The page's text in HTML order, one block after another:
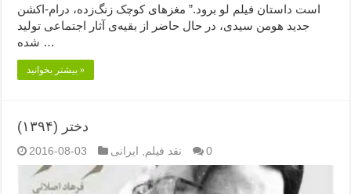
است داستان فیلم لو برود.” مغزهای کوچک زنگ‌زده، درام-اکشن
جدید هومن سیدی، در حال حاضر از بقیه‌ی آثار اجتماعی تولید
شده …
بیشتر بخوانید »
دختر (۱۳۹۴)
2016-08-03 نقد فیلم ایرانی 0